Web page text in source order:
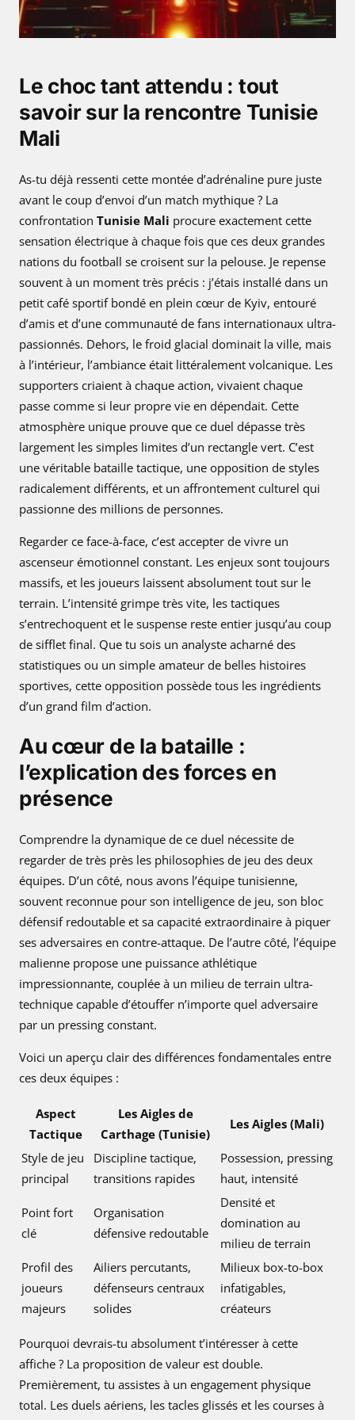
Le choc tant attendu : tout
savoir sur la rencontre Tunisie
Mali
As-tu déjà ressenti cette montée d’adrénaline pure juste
avant le coup d’envoi d’un match mythique ? La
confrontation Tunisie Mali procure exactement cette
sensation électrique à chaque fois que ces deux grandes
nations du football se croisent sur la pelouse. Je repense
souvent à un moment très précis : j’étais installé dans un
petit café sportif bondé en plein cœur de Kyiv, entouré
d’amis et d’une communauté de fans internationaux ultra-
passionnés. Dehors, le froid glacial dominait la ville, mais
à l’intérieur, l’ambiance était littéralement volcanique. Les
supporters criaient à chaque action, vivaient chaque
passe comme si leur propre vie en dépendait. Cette
atmosphère unique prouve que ce duel dépasse très
largement les simples limites d’un rectangle vert. C’est
une véritable bataille tactique, une opposition de styles
radicalement différents, et un affrontement culturel qui
passionne des millions de personnes.
Regarder ce face-à-face, c’est accepter de vivre un
ascenseur émotionnel constant. Les enjeux sont toujours
massifs, et les joueurs laissent absolument tout sur le
terrain. L’intensité grimpe très vite, les tactiques
s’entrechoquent et le suspense reste entier jusqu’au coup
de sifflet final. Que tu sois un analyste acharné des
statistiques ou un simple amateur de belles histoires
sportives, cette opposition possède tous les ingrédients
d’un grand film d’action.
Au cœur de la bataille :
l’explication des forces en
présence
Comprendre la dynamique de ce duel nécessite de
regarder de très près les philosophies de jeu des deux
équipes. D’un côté, nous avons l’équipe tunisienne,
souvent reconnue pour son intelligence de jeu, son bloc
défensif redoutable et sa capacité extraordinaire à piquer
ses adversaires en contre-attaque. De l’autre côté, l’équipe
malienne propose une puissance athlétique
impressionnante, couplée à un milieu de terrain ultra-
technique capable d’étouffer n’importe quel adversaire
par un pressing constant.
Voici un aperçu clair des différences fondamentales entre
ces deux équipes :
Aspect
Tactique
Les Aigles de
Carthage (Tunisie)
Les Aigles (Mali)
Style de jeu
principal
Discipline tactique,
transitions rapides
Possession, pressing
haut, intensité
Point fort
clé
Organisation
défensive redoutable
Densité et
domination au
milieu de terrain
Profil des
joueurs
majeurs
Ailiers percutants,
défenseurs centraux
solides
Milieux box-to-box
infatigables,
créateurs
Pourquoi devrais-tu absolument t’intéresser à cette
affiche ? La proposition de valeur est double.
Premièrement, tu assistes à un engagement physique
total. Les duels aériens, les tacles glissés et les courses à